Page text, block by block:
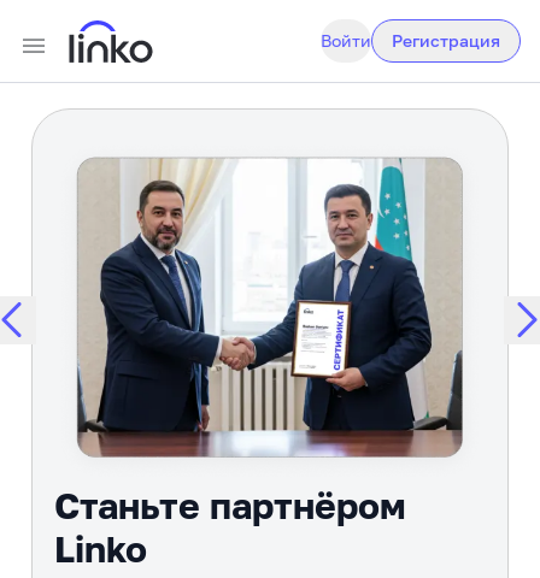
Войти Регистрация
Станьте партнёром
Linko